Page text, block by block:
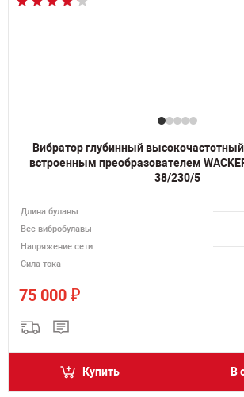
Вибратор глубинный
встроенным преобразователем
38/230/5
Длина булавы
Вес вибробулавы
Напряжение сети
Сила тока
75 000 ₽
Купить В